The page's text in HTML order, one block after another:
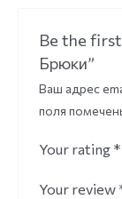
Be the
Брюки”
Ваш адрес
поля
Your rating *
Your review